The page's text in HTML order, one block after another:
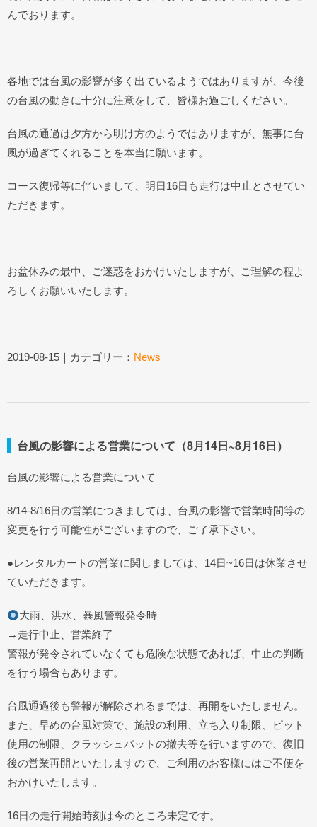
んでおります。
各地では台風の影響が多く出ているようではありますが、今後
の台風の動きに十分に注意をして、皆様お過ごしください。
台風の通過は夕方から明け方のようではありますが、無事に台
風が過ぎてくれることを本当に願います。
コース復帰等に伴いまして、明日16日も走行は中止とさせてい
ただきます。
お盆休みの最中、ご迷惑をおかけいたしますが、ご理解の程よ
ろしくお願いいたします。
2019-08-15｜カテゴリー： News
台風の影響による営業について（8月14日~8月16日）
台風の影響による営業について
8/14-8/16日の営業につきましては、台風の影響で営業時間等の
変更を行う可能性がございますので、ご了承下さい。
●レンタルカートの営業に関しましては、14日~16日は休業させ
ていただきます。
大雨、洪水、暴風警報発令時
→走行中止、営業終了
警報が発令されていなくても危険な状態であれば、中止の判断
を行う場合もあります。
台風通過後も警報が解除されるまでは、再開をいたしません。
また、早めの台風対策で、施設の利用、立ち入り制限、ピット
使用の制限、クラッシュパットの撤去等を行いますので、復旧
後の営業再開といたしますので、ご利用のお客様にはご不便を
おかけいたします。
16日の走行開始時刻は今のところ未定です。